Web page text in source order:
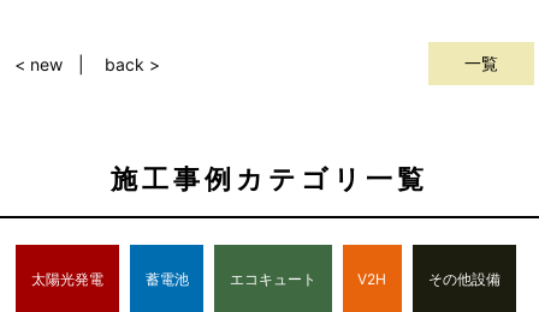
一覧
< new back >
施工事例カテゴリ一覧
太陽光発電 蓄電池 エコキュート V2H その他設備